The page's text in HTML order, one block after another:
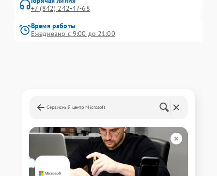
+7 (842) 242-47-68
Время работы
Ежедневно с 9:00 до 21:00
Сервисный центр Microsoft